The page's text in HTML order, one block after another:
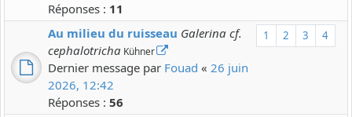
Réponses : 11
1 2 3 4
Au milieu du ruisseau Galerina cf.
cephalotricha Kühner
Dernier message par Fouad « 26 juin
2026, 12:42
Réponses : 56